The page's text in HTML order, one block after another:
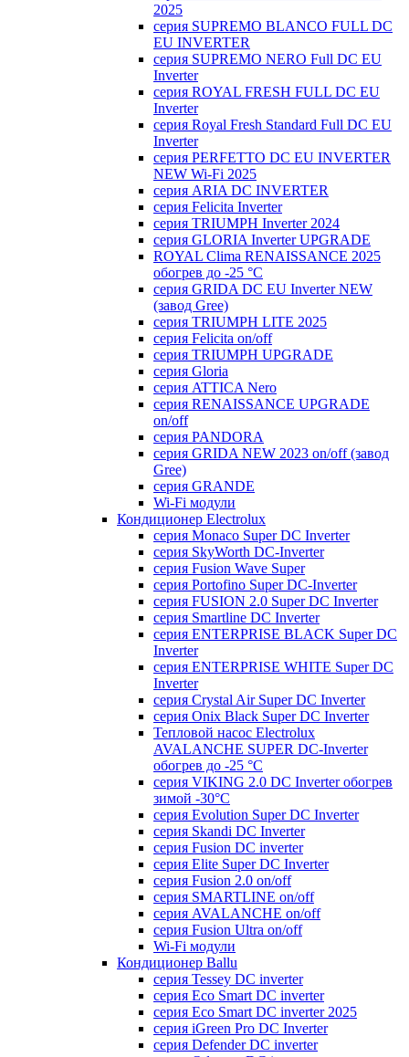
2025
серия SUPREMO BLANCO FULL DC
EU INVERTER
серия SUPREMO NERO Full DC EU
Inverter
серия ROYAL FRESH FULL DC EU
Inverter
серия Royal Fresh Standard Full DC EU
Inverter
серия PERFETTO DC EU INVERTER
NEW Wi-Fi 2025
серия ARIA DC INVERTER
серия Felicita Inverter
серия TRIUMPH Inverter 2024
серия GLORIA Inverter UPGRADE
ROYAL Clima RENAISSANCE 2025
обогрев до -25 °С
серия GRIDA DC EU Inverter NEW
(завод Gree)
серия TRIUMPH LITE 2025
серия Felicita on/off
серия TRIUMPH UPGRADE
серия Gloria
серия ATTICA Nero
серия RENAISSANCE UPGRADE
on/off
серия PANDORA
серия GRIDA NEW 2023 on/off (завод
Gree)
серия GRANDE
Wi-Fi модули
Кондиционер Electrolux
серия Monaco Super DC Inverter
серия SkyWorth DC-Inverter
серия Fusion Wave Super
серия Portofino Super DC-Inverter
серия FUSION 2.0 Super DC Іnverter
серия Smartline DC Inverter
серия ENTERPRISE BLACK Super DC
Inverter
серия ENTERPRISE WHITE Super DC
Inverter
серия Crystal Air Super DC Inverter
серия Onix Black Super DC Inverter
Тепловой насос Electrolux
AVALANCHE SUPER DC-Inverter
обогрев до -25 °С
серия VIKING 2.0 DC Inverter обогрев
зимой -30°С
серия Evolution Super DC Inverter
серия Skandi DC Inverter
серия Fusion DC inverter
серия Elite Super DC Inverter
серия Fusion 2.0 on/off
серия SMARTLINE on/off
серия AVALANCHE on/off
серия Fusion Ultra on/off
Wi-Fi модули
Кондиционер Ballu
серия Tessey DC inverter
серия Eco Smart DC inverter
серия Eco Smart DC inverter 2025
серия iGreen Pro DC Inverter
серия Defender DC inverter